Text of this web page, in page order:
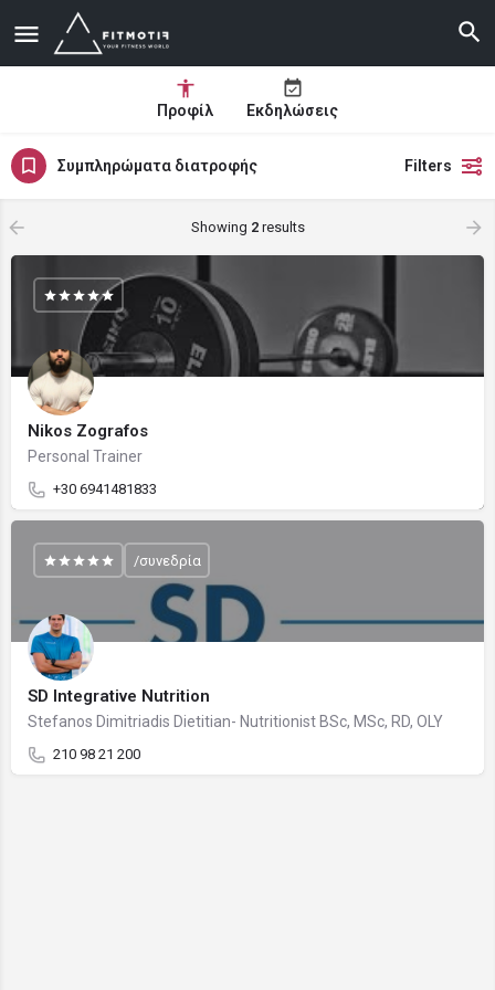
Προφίλ Εκδηλώσεις
Συμπληρώματα διατροφής Filters
Showing 2results
Nikos Zografos
Personal Trainer
+30 6941481833
SD Integrative Nutrition
Stefanos Dimitriadis Dietitian- Nutritionist BSc, MSc, RD, OLY
210 98 21 200
/συνεδρία